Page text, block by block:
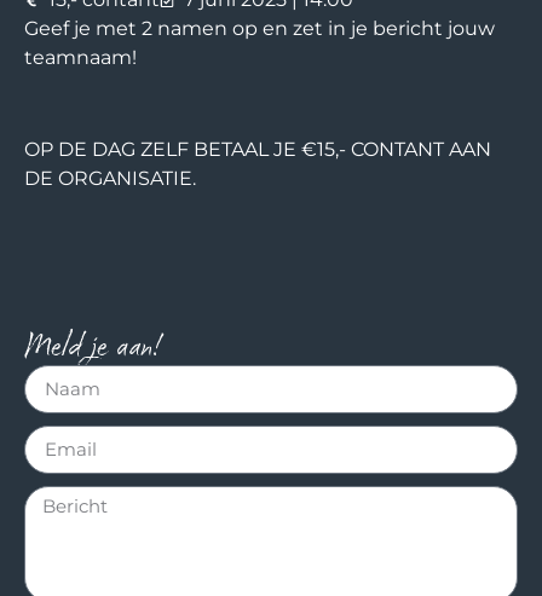
Geef je met 2 namen op en zet in je bericht jouw
teamnaam!
OP DE DAG ZELF BETAAL JE €15,- CONTANT AAN
DE ORGANISATIE.
Meld je aan!